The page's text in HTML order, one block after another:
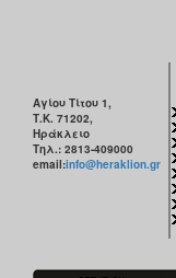
Αγίου Τίτου 1,
Τ.Κ. 71202,
Ηράκλειο
Τηλ.: 2813-409000
email:info@heraklion.gr